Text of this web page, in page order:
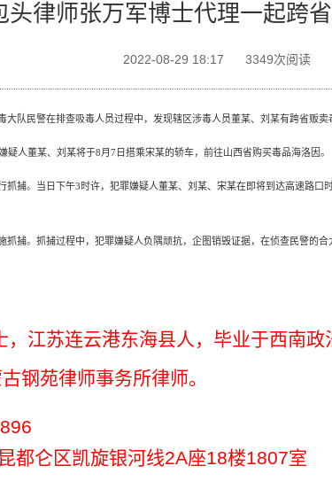
头律师张万军博士代理一起跨
2022-08-29 18:17 3349次阅读
队民警在排查吸毒人员过程中，发现辖区涉毒人员董某、刘某有跨省贩卖
疑人董某、刘某将于8月7日搭乘宋某的轿车，前往山西省购买毒品海洛因。
抓捕。当日下午3时许，犯罪嫌疑人董某、刘某、宋某在即将到达高速路口
抓捕。抓捕过程中，犯罪嫌疑人负隅顽抗，企图销毁证据，在侦查民警的合
，江苏连云港东海县人，毕业于西南
钢苑律师事务所律师。
6
都仑区凯旋银河线2A座18楼1807室